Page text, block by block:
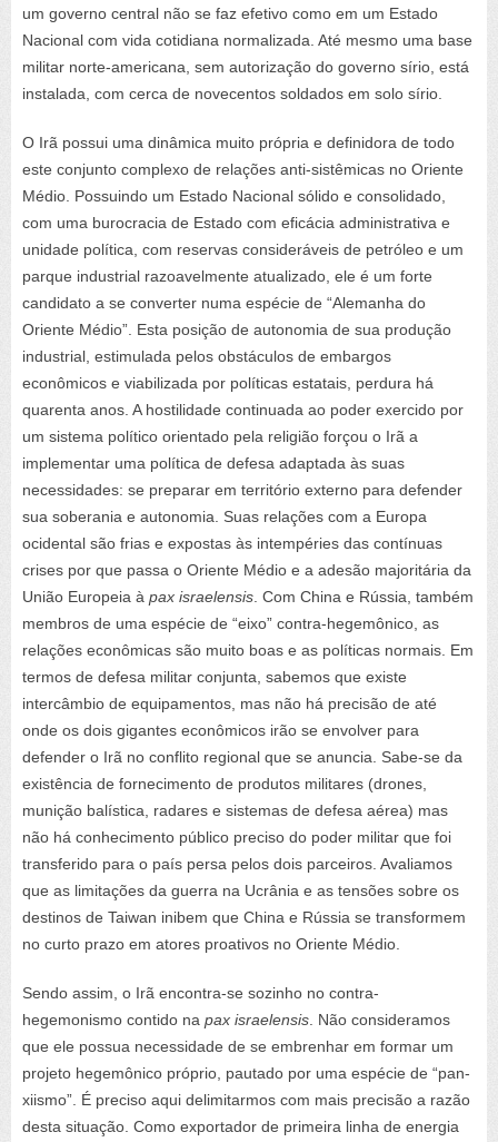
um governo central não se faz efetivo como em um Estado
Nacional com vida cotidiana normalizada. Até mesmo uma base
militar norte-americana, sem autorização do governo sírio, está
instalada, com cerca de novecentos soldados em solo sírio.
O Irã possui uma dinâmica muito própria e definidora de todo
este conjunto complexo de relações anti-sistêmicas no Oriente
Médio. Possuindo um Estado Nacional sólido e consolidado,
com uma burocracia de Estado com eficácia administrativa e
unidade política, com reservas consideráveis de petróleo e um
parque industrial razoavelmente atualizado, ele é um forte
candidato a se converter numa espécie de “Alemanha do
Oriente Médio”. Esta posição de autonomia de sua produção
industrial, estimulada pelos obstáculos de embargos
econômicos e viabilizada por políticas estatais, perdura há
quarenta anos. A hostilidade continuada ao poder exercido por
um sistema político orientado pela religião forçou o Irã a
implementar uma política de defesa adaptada às suas
necessidades: se preparar em território externo para defender
sua soberania e autonomia. Suas relações com a Europa
ocidental são frias e expostas às intempéries das contínuas
crises por que passa o Oriente Médio e a adesão majoritária da
União Europeia à pax israelensis . Com China e Rússia, também
membros de uma espécie de “eixo” contra-hegemônico, as
relações econômicas são muito boas e as políticas normais. Em
termos de defesa militar conjunta, sabemos que existe
intercâmbio de equipamentos, mas não há precisão de até
onde os dois gigantes econômicos irão se envolver para
defender o Irã no conflito regional que se anuncia. Sabe-se da
existência de fornecimento de produtos militares (drones,
munição balística, radares e sistemas de defesa aérea) mas
não há conhecimento público preciso do poder militar que foi
transferido para o país persa pelos dois parceiros. Avaliamos
que as limitações da guerra na Ucrânia e as tensões sobre os
destinos de Taiwan inibem que China e Rússia se transformem
no curto prazo em atores proativos no Oriente Médio.
Sendo assim, o Irã encontra-se sozinho no contra-
hegemonismo contido na pax israelensis . Não consideramos
que ele possua necessidade de se embrenhar em formar um
projeto hegemônico próprio, pautado por uma espécie de “pan-
xiismo”. É preciso aqui delimitarmos com mais precisão a razão
desta situação. Como exportador de primeira linha de energia